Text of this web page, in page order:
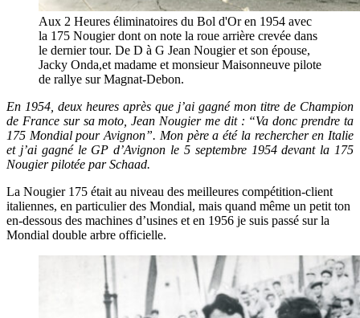
Aux 2 Heures éliminatoires du Bol d'Or en 1954 avec
la 175 Nougier dont on note la roue arrière crevée dans
le dernier tour. De D à G Jean Nougier et son épouse,
Jacky Onda,et madame et monsieur Maisonneuve pilote
de rallye sur Magnat-Debon.
En 1954, deux heures après que j’ai gagné mon titre de Champion
de France sur sa moto, Jean Nougier me dit : “Va donc prendre ta
175 Mondial pour Avignon”. Mon père a été la rechercher en Italie
et j’ai gagné le GP d’Avignon le 5 septembre 1954 devant la 175
Nougier pilotée par Schaad.
La Nougier 175 était au niveau des meilleures compétition-client
italiennes, en particulier des Mondial, mais quand même un petit ton
en-dessous des machines d’usines et en 1956 je suis passé sur la
Mondial double arbre officielle.